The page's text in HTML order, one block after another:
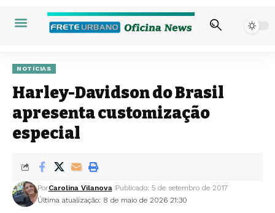
NOTÍCIAS
Harley-Davidson do Brasil
apresenta customização
especial
Última atualização: 8 de maio de 2026 21:30
PorCarolina Vilanova Publicado: 5 de setembro de 2017